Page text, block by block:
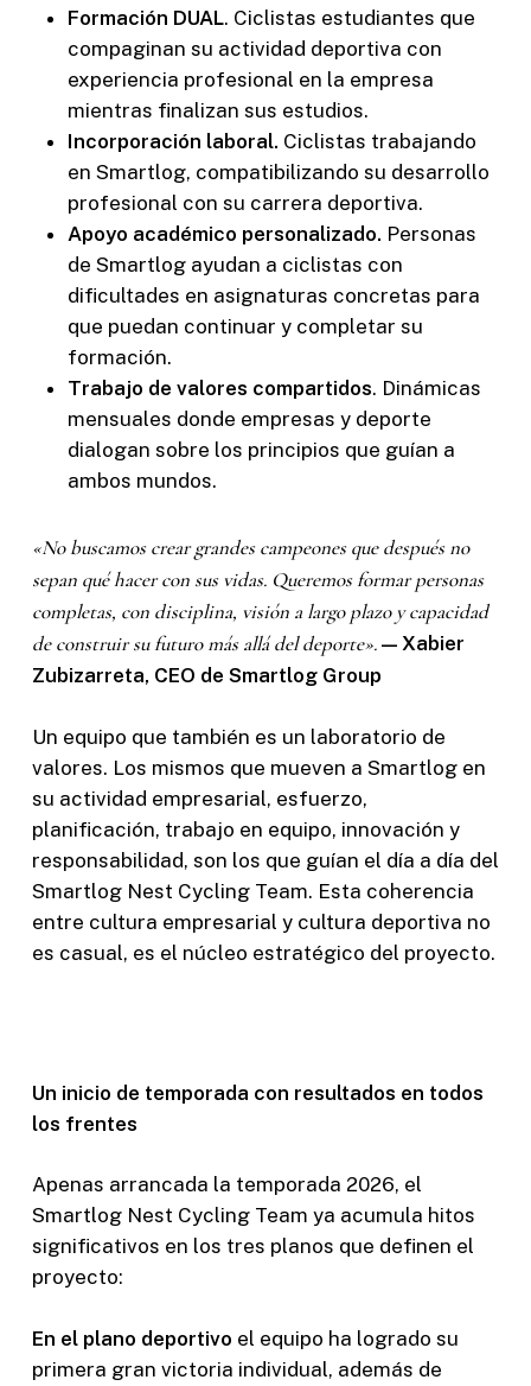
Formación DUAL. Ciclistas estudiantes que
compaginan su actividad deportiva con
experiencia profesional en la empresa
mientras finalizan sus estudios.
Incorporación laboral. Ciclistas trabajando
en Smartlog, compatibilizando su desarrollo
profesional con su carrera deportiva.
Apoyo académico personalizado. Personas
de Smartlog ayudan a ciclistas con
dificultades en asignaturas concretas para
que puedan continuar y completar su
formación.
Trabajo de valores compartidos. Dinámicas
mensuales donde empresas y deporte
dialogan sobre los principios que guían a
ambos mundos.
«No buscamos crear grandes campeones que después no
sepan qué hacer con sus vidas. Queremos formar personas
completas, con disciplina, visión a largo plazo y capacidad
de construir su futuro más allá del deporte».— Xabier
Zubizarreta, CEO de Smartlog Group
Un equipo que también es un laboratorio de
valores. Los mismos que mueven a Smartlog en
su actividad empresarial, esfuerzo,
planificación, trabajo en equipo, innovación y
responsabilidad, son los que guían el día a día del
Smartlog Nest Cycling Team. Esta coherencia
entre cultura empresarial y cultura deportiva no
es casual, es el núcleo estratégico del proyecto.
Un inicio de temporada con resultados en todos
los frentes
Apenas arrancada la temporada 2026, el
Smartlog Nest Cycling Team ya acumula hitos
significativos en los tres planos que definen el
proyecto:
En el plano deportivo el equipo ha logrado su
primera gran victoria individual, además de